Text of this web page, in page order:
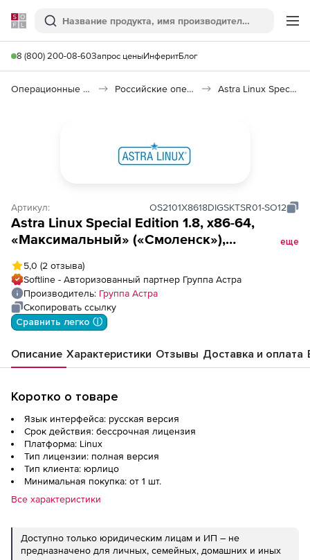
Softline
Поиск
8 (800) 200-08-60Запрос ценыИнферитБлог
Операционные системы Российские операционные системы (Импортозамещение) Astra Linux Special Edition
Артикул: OS2101X8618DIGSKTSR01-SO12
Astra Linux Special Edition 1.8, х86-64,
«Максимальный» («Смоленск»),
электронный, серверная до 2 сокетов, на
срок действия исключительного права, с
включенными обновлениями Тип 1 на 12
мес.
еще
5,0 (2 отзыва)
Softline - Авторизованный партнер Группа Астра
Производитель: Группа Астра
Скопировать ссылку
Сравнить легко ⓘ
Описание Характеристики Отзывы Доставка и оплата
Коротко о товаре
Язык интерфейса: русская версия
Срок действия: бессрочная лицензия
Платформа: Linux
Тип лицензии: полная версия
Тип клиента: юрлицо
Минимальная покупка: от 1 шт.
Все характеристики
Доступно только юридическим лицам и ИП – не
предназначено для личных, семейных, домашних и иных